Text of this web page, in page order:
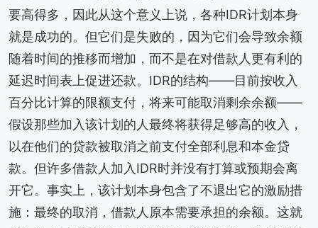
要高得多，因此从这个意义上说，各种IDR计划本身
就是成功的。但它们是失败的，因为它们会导致余额
随着时间的推移而增加，而不是在对借款人更有利的
延迟时间表上促进还款。IDR的结构——目前按收入
百分比计算的限额支付，将来可能取消剩余余额——
假设那些加入该计划的人最终将获得足够高的收入，
以在他们的贷款被取消之前支付全部利息和本金贷
款。但许多借款人加入IDR时并没有打算或预期会离
开它。事实上，该计划本身包含了不退出它的激励措
施：最终的取消，借款人原本需要承担的余额。这就